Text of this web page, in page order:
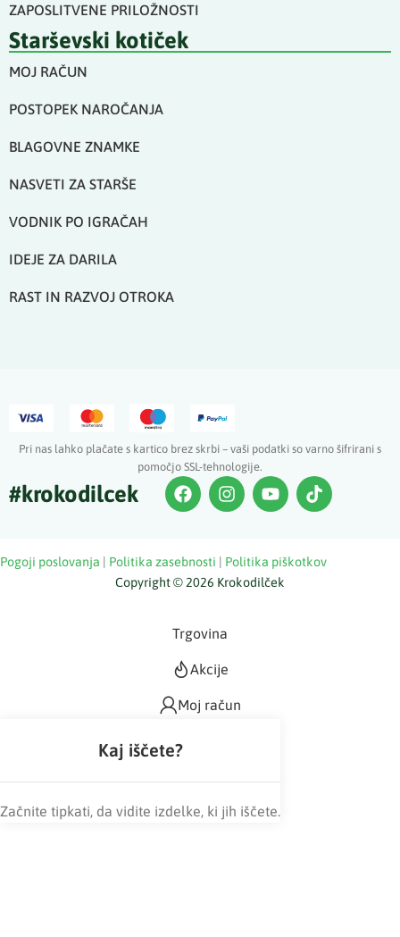
ZAPOSLITVENE PRILOŽNOSTI
Starševski kotiček
MOJ RAČUN
POSTOPEK NAROČANJA
BLAGOVNE ZNAMKE
NASVETI ZA STARŠE
VODNIK PO IGRAČAH
IDEJE ZA DARILA
RAST IN RAZVOJ OTROKA
Pri nas lahko plačate s kartico brez skrbi – vaši podatki so varno šifrirani s
pomočjo SSL-tehnologije.
#krokodilcek
Copyright © 2026 Krokodilček
Pogoji poslovanja Politika zasebnosti Politika piškotkov
Začnite tipkati, da vidite izdelke, ki jih iščete.
Trgovina
Akcije
Moj račun